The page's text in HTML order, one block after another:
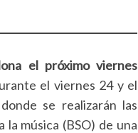
el próximo viernes
el viernes 24 y el
se realizarán las
música (BSO) de una